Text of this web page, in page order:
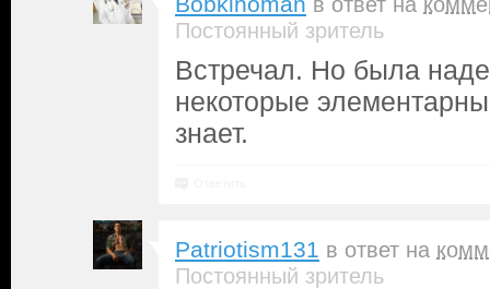
Постоянный зритель
Встречал. Но была
некоторые
знает.
Patriotism131 в ответ на
Постоянный зритель